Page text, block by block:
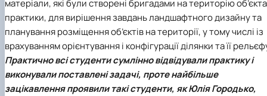
матеріали, які були створені бригадами на територію об’єкта
практики, для вирішення завдань ландшафтного дизайну та
планування розміщення об’єктів на території, у тому числі із
врахуванням орієнтування і конфігурації ділянки та її
Практично всі студенти сумлінно відвідували практику і
виконували поставлені задачі, проте найбільше
зацікавлення проявили такі студенти, як Юлія Городько,